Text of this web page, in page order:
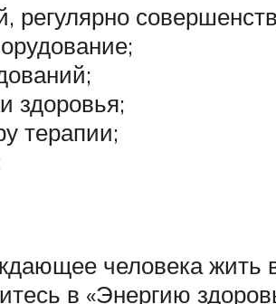
регулярно
здоровья;
терапии;
человека жить
в «Энергию